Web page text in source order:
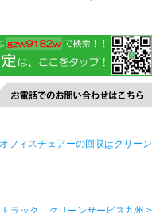
フィスチェアーの回収はクリーン
ラック クリーンサービス九州 >